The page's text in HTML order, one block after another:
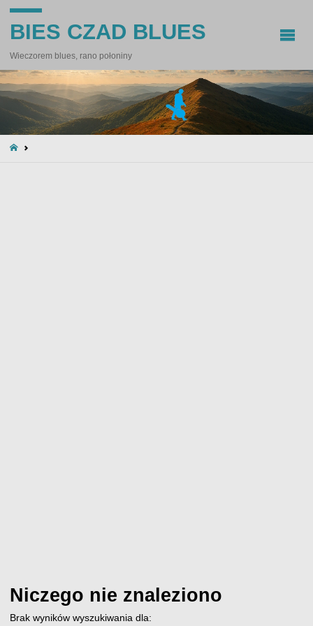
BIES CZAD BLUES
Wieczorem blues, rano połoniny
STRONA
Niczego nie znaleziono
Brak wyników wyszukiwania dla: